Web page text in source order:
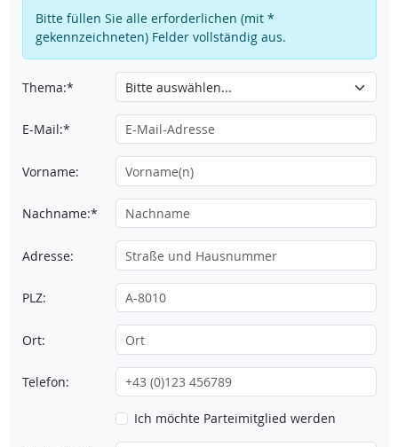
Bitte füllen Sie alle erforderlichen (mit *
gekennzeichneten) Felder vollständig aus.
Thema:*
E-Mail:*
Vorname:
Nachname:*
Adresse:
PLZ:
Ort:
Telefon:
Ich möchte Parteimitglied werden